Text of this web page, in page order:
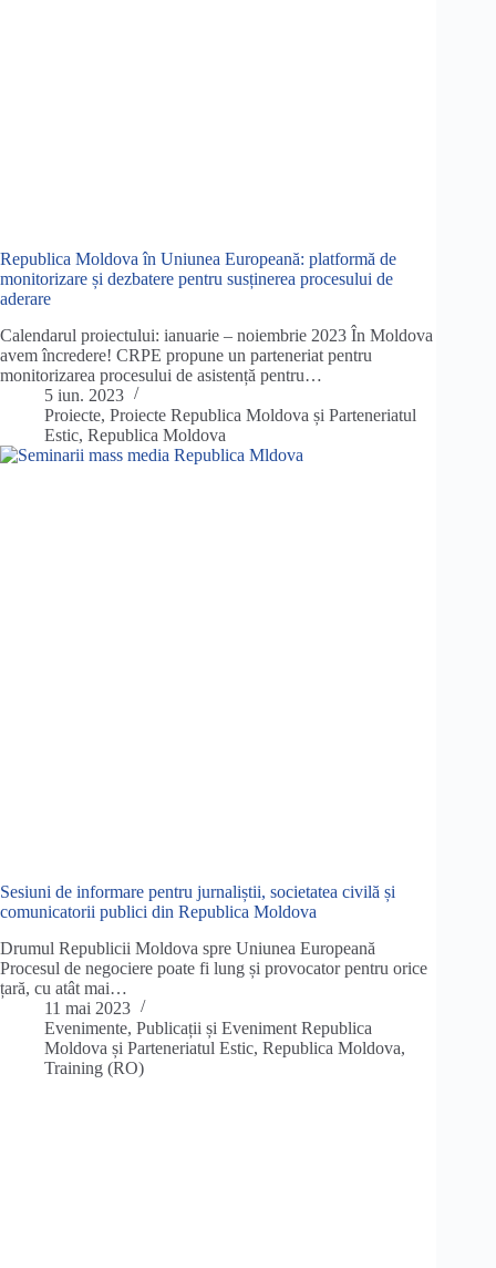
Republica Moldova în Uniunea Europeană: platformă de
monitorizare și dezbatere pentru susținerea procesului de
aderare
Calendarul proiectului: ianuarie – noiembrie 2023 În Moldova
avem încredere! CRPE propune un parteneriat pentru
monitorizarea procesului de asistență pentru…
5 iun. 2023
Proiecte, Proiecte Republica Moldova și Parteneriatul
Estic, Republica Moldova
Sesiuni de informare pentru jurnaliștii, societatea civilă și
comunicatorii publici din Republica Moldova
Drumul Republicii Moldova spre Uniunea Europeană
Procesul de negociere poate fi lung și provocator pentru orice
țară, cu atât mai…
11 mai 2023
Evenimente, Publicații și Eveniment Republica
Moldova și Parteneriatul Estic, Republica Moldova,
Training (RO)